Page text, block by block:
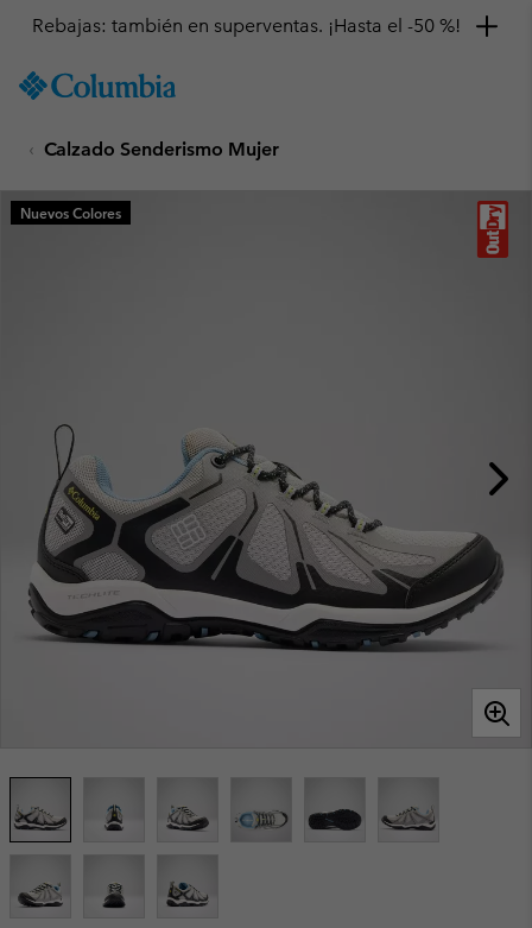
TO
SKIP
MAIN
NAV
Rebajas: también en superventas. ¡Hasta el -50 %!
Calzado Senderismo Mujer
Nuevos Colores